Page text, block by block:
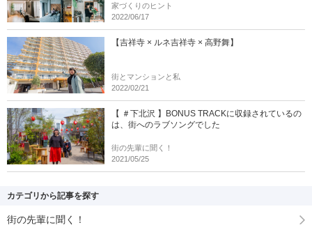
家づくりのヒント
2022/06/17
【吉祥寺 × ルネ吉祥寺 × 高野舞】
街とマンションと私
2022/02/21
【 ＃下北沢 】BONUS TRACKに収録されているの
は、街へのラブソングでした
街の先輩に聞く！
2021/05/25
カテゴリから記事を探す
街の先輩に聞く！